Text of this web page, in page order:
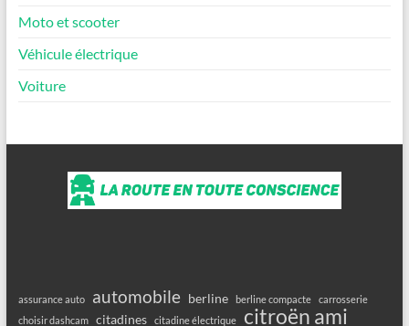
Moto et scooter
Véhicule électrique
Voiture
assurance auto automobile berline berline compacte
carrosserie
choisir dashcam
citadines citadine électrique citroën ami